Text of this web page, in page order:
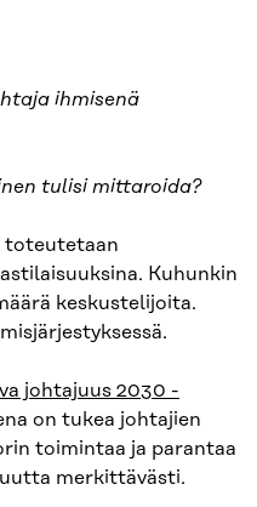
ihmisenä
tulisi mittaroida?
toteutetaan
Kuhunkin
keskustelijoita.
johtajuus 2030 -
on tukea johtajien
toimintaa ja parantaa
merkittävästi.